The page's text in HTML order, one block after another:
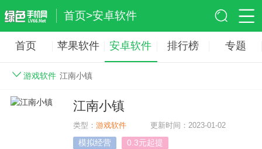
首页>安卓软件
首页 苹果软件 安卓软件 排行榜 专题
游戏软件 江南小镇
江南小镇
类型：游戏软件 更新时间：2023-01-02
模拟经营 0.3元起提